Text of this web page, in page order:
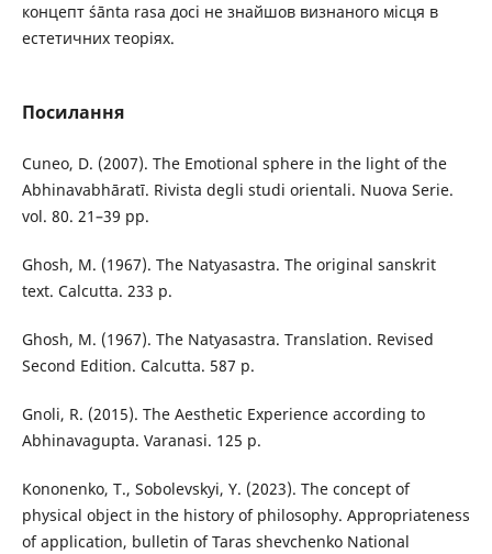
концепт śānta rasa досі не знайшов визнаного місця в
естетичних теоріях.
Посилання
Cuneo, D. (2007). The Emotional sphere in the light of the
Abhinavabhāratī. Rivista degli studi orientali. Nuova Serie.
vol. 80. 21–39 pp.
Ghosh, M. (1967). The Natyasastra. The original sanskrit
text. Calcutta. 233 р.
Ghosh, M. (1967). The Natyasastra. Translation. Revised
Second Edition. Calcutta. 587 р.
Gnoli, R. (2015). The Aesthetic Experience according to
Abhinavagupta. Varanasi. 125 р.
Kononenko, T., Sobolevskyi, Y. (2023). The concept of
physical object in the history of philosophy. Appropriateness
of application, bulletin of Taras shevchenko National